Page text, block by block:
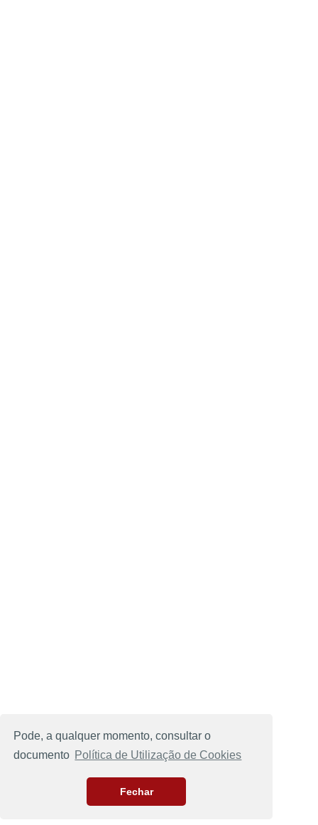
Pode, a qualquer momento, consultar o
documento Política de Utilização de Cookies
Fechar